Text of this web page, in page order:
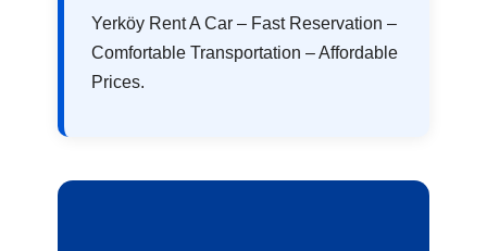
Yerköy Rent A Car – Fast Reservation –
Comfortable Transportation – Affordable
Prices.